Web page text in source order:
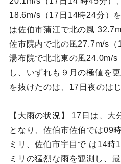
18.6m/s（17日14時24分）
は佐伯市蒲江で北の風
佐市院内で北の風27.7m/s
湯布院で北北東の風24.0m/s
し、いずれも９月の極値を
を抜けたのは、17日夜のは
【大雨の状況】 17日は、
となり、佐伯市佐伯では09
ミリ、佐伯市宇目で は14時
ミリの猛烈な雨を観測し、